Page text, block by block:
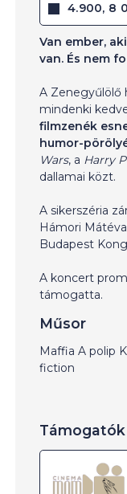
4.900, 8
Van ember,
van. És nem
A Zenegyűlölő
mindenki
filmzenék
humor-
Wars, a Harry
dallamai közt.
A sikerszéria
Hámori
Budapest
A koncert
támogatta.
Műsor
Maffia A polip
fiction
Támogatók